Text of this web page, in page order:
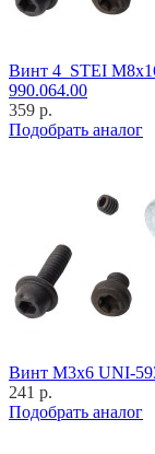
Винт 4_STEI
990.064.00
359 р.
Подобрать аналог
Винт M3x6 UNI-
241 р.
Подобрать аналог